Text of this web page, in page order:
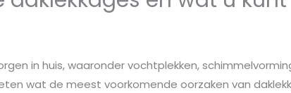
in huis, waaronder vochtplekken,
wat de meest voorkomende oorzaken van